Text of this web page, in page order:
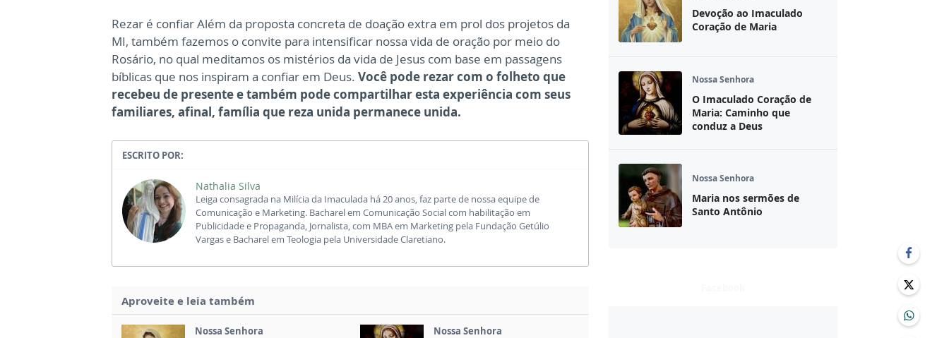
Rezar é confiar Além da proposta concreta de doação extra em prol dos projetos da
MI, também fazemos o convite para intensificar nossa vida de oração por meio do
Rosário, no qual meditamos os mistérios da vida de Jesus com base em passagens
bíblicas que nos inspiram a confiar em Deus. Você pode rezar com o folheto que
recebeu de presente e também pode compartilhar esta experiência com seus
familiares, afinal, família que reza unida permanece unida.
ESCRITO POR:
Nathalia Silva
Leiga consagrada na Milícia da Imaculada há 20 anos, faz parte de nossa equipe de
Comunicação e Marketing. Bacharel em Comunicação Social com habilitação em
Publicidade e Propaganda, Jornalista, com MBA em Marketing pela Fundação Getúlio
Vargas e Bacharel em Teologia pela Universidade Claretiano.
Aproveite e leia também
Nossa Senhora Nossa Senhora
Devoção ao Imaculado
Coração de Maria
Nossa Senhora
O Imaculado Coração de
Maria: Caminho que
conduz a Deus
Nossa Senhora
Maria nos sermões de
Santo Antônio